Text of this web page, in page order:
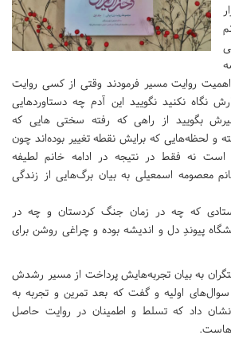
اهمیت روایت مسیر فرمودند وقتی از کسی روایت
نگاه نکنید نگویید این آدم چه دستاورد‌هایی
بگویید از راهی که رفته سختی هایی که
و لحظه‌هایی که برایش نقطه تغییر بوده‌اند چون
است نه فقط در نتیجه در ادامه خانم لطیفه
معصومه اسمعیلی به بیان برگ‌هایی از زندگی
که چه در زمان جنگ کردستان و چه در
پیوندِ دل و اندیشه بوده و چراغی روشن برای
به بیان تجربه‌هایش پرداخت از مسیر رشدش
اولیه و گفت که بعد تمرین و تجربه به
داد که تسلط و اطمینان در روایت حاصل